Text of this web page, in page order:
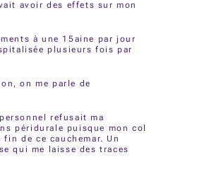
avoir des effets sur mon
à une 15aine par jour
plusieurs fois par
on me parle de
refusait ma
péridurale puisque mon col
de ce cauchemar. Un
qui me laisse des traces